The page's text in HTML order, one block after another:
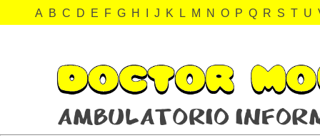
A B C D E F G H J K L M N O P Q R S T U
extenze.net Revisión: